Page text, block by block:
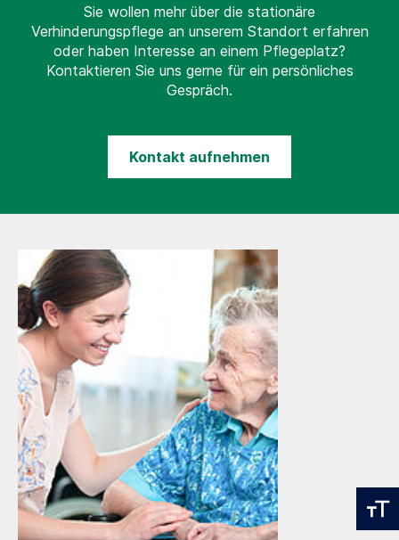
Sie wollen mehr über die stationäre
Verhinderungspflege an unserem Standort erfahren
oder haben Interesse an einem Pflegeplatz?
Kontaktieren Sie uns gerne für ein persönliches
Gespräch.
Kontakt aufnehmen